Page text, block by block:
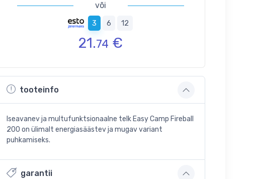
või
3 6 12
21.74 €
tooteinfo
Iseavanev ja multufunktsionaalne telk Easy Camp Fireball
200 on ülimalt energiasäästev ja mugav variant
puhkamiseks.
garantii